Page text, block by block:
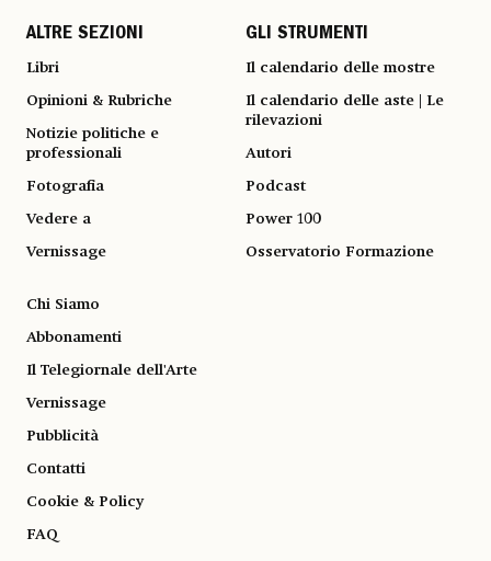
ALTRE SEZIONI
Libri
Opinioni & Rubriche
Notizie politiche e
professionali
Fotografia
Vedere a
Vernissage
GLI STRUMENTI
Il calendario delle mostre
Il calendario delle aste | Le
rilevazioni
Autori
Podcast
Power 100
Osservatorio Formazione
Chi Siamo
Abbonamenti
Il Telegiornale dell'Arte
Vernissage
Pubblicità
Contatti
Cookie & Policy
FAQ